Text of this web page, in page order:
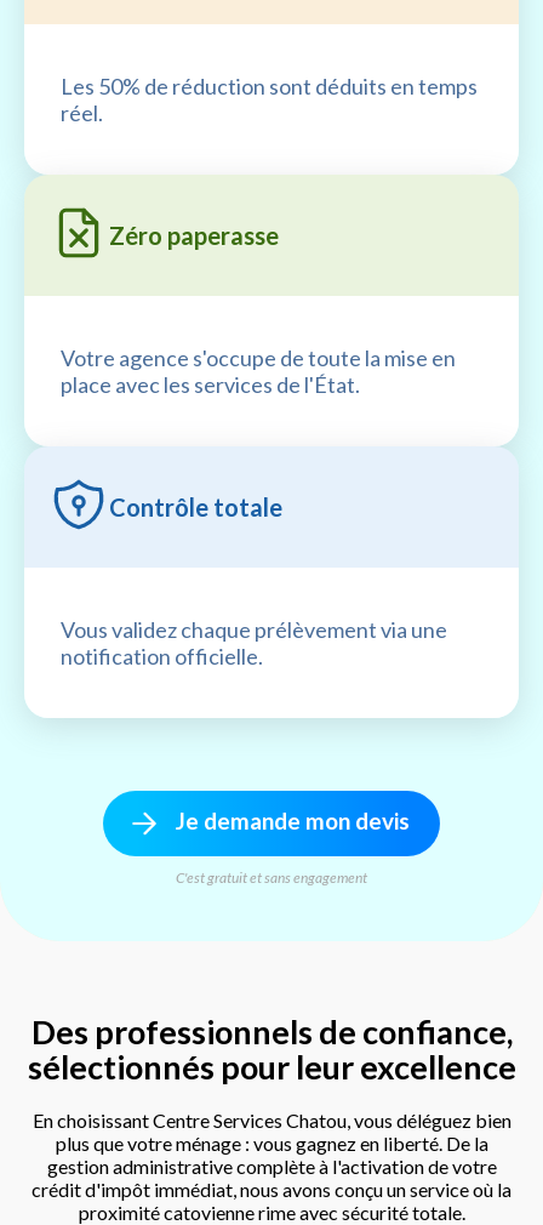
Les 50% de réduction sont déduits en temps
réel.
Zéro paperasse
Votre agence s'occupe de toute la mise en
place avec les services de l'État.
Contrôle totale
Vous validez chaque prélèvement via une
notification officielle.
Je demande mon devis
C'est gratuit et sans engagement
Des professionnels de confiance,
sélectionnés pour leur excellence
En choisissant Centre Services Chatou, vous déléguez bien
plus que votre ménage : vous gagnez en liberté. De la
gestion administrative complète à l'activation de votre
crédit d'impôt immédiat, nous avons conçu un service où la
proximité catovienne rime avec sécurité totale.